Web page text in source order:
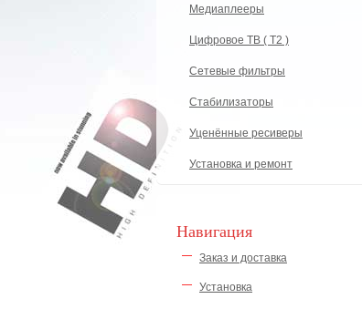
Медиаплееры
Цифровое ТВ ( Т2 )
Сетевые фильтры
Стабилизаторы
Уценённые ресиверы
Установка и ремонт
Навигация
Заказ и доставка
Установка